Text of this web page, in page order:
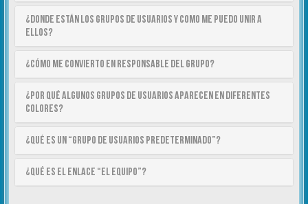
¿Donde están los Grupos de Usuarios y como me puedo unir a
ellos?
¿Cómo me convierto en Responsable del Grupo?
¿Por qué algunos Grupos de Usuarios aparecen en diferentes
colores?
¿Qué es un “Grupo de Usuarios predeterminado”?
¿Qué es el enlace “El equipo”?